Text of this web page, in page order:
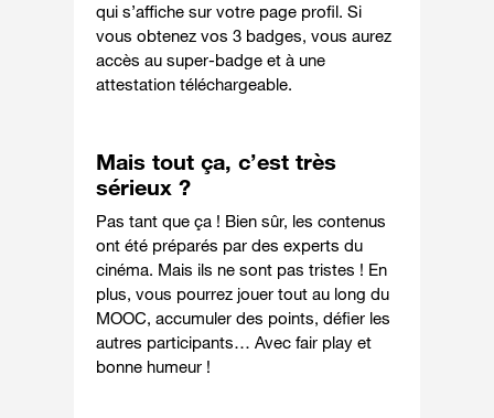
qui s’affiche sur votre page profil. Si
vous obtenez vos 3 badges, vous aurez
accès au super-badge et à une
attestation téléchargeable.
Mais tout ça, c’est très
sérieux ?
Pas tant que ça ! Bien sûr, les contenus
ont été préparés par des experts du
cinéma. Mais ils ne sont pas tristes ! En
plus, vous pourrez jouer tout au long du
MOOC, accumuler des points, défier les
autres participants… Avec fair play et
bonne humeur !